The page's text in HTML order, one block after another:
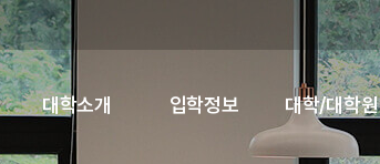
대학소개 입학정보 대학/대학원